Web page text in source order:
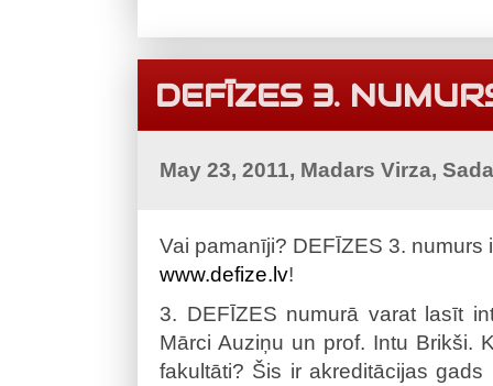
DEFĪZES 3.
May 23, 2011, Madars Virza,
Vai pamanīji? DEFĪZES 3. numurs
www.defize.lv!
3. DEFĪZES numurā varat lasīt
Mārci Auziņu un prof. Intu Brikši.
fakultāti? Šis ir akreditācijas